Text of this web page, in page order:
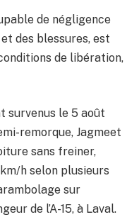
de négligence
des blessures, est
de libération,
survenus le 5 août
remorque, Jagmeet
sans freiner,
h selon plusieurs
sur
de l’A-15, à Laval.